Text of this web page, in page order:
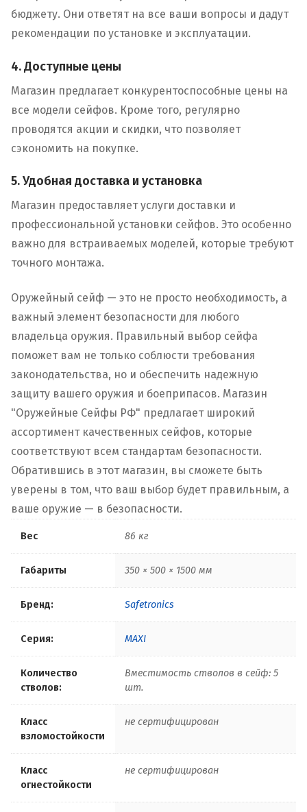
бюджету. Они ответят на все ваши вопросы и дадут
рекомендации по установке и эксплуатации.
4. Доступные цены
Магазин предлагает конкурентоспособные цены на
все модели сейфов. Кроме того, регулярно
проводятся акции и скидки, что позволяет
сэкономить на покупке.
5. Удобная доставка и установка
Магазин предоставляет услуги доставки и
профессиональной установки сейфов. Это особенно
важно для встраиваемых моделей, которые требуют
точного монтажа.
Оружейный сейф — это не просто необходимость, а
важный элемент безопасности для любого
владельца оружия. Правильный выбор сейфа
поможет вам не только соблюсти требования
законодательства, но и обеспечить надежную
защиту вашего оружия и боеприпасов. Магазин
"Оружейные Сейфы РФ" предлагает широкий
ассортимент качественных сейфов, которые
соответствуют всем стандартам безопасности.
Обратившись в этот магазин, вы сможете быть
уверены в том, что ваш выбор будет правильным, а
ваше оружие — в безопасности.
Вес 86 кг
Габариты 350 × 500 × 1500 мм
Бренд: Safetronics
Серия: MAXI
Количество
стволов:
Вместимость стволов в сейф: 5
шт.
Класс
взломостойкости
не сертифицирован
Класс
огнестойкости
не сертифицирован